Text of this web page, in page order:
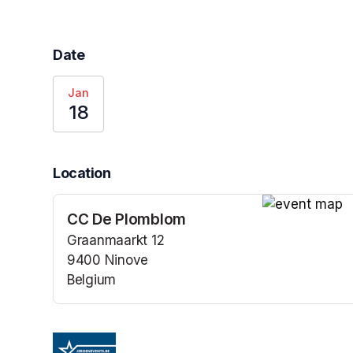
Date
Jan
18
Location
CC De Plomblom
Graanmaarkt 12
9400 Ninove
Belgium